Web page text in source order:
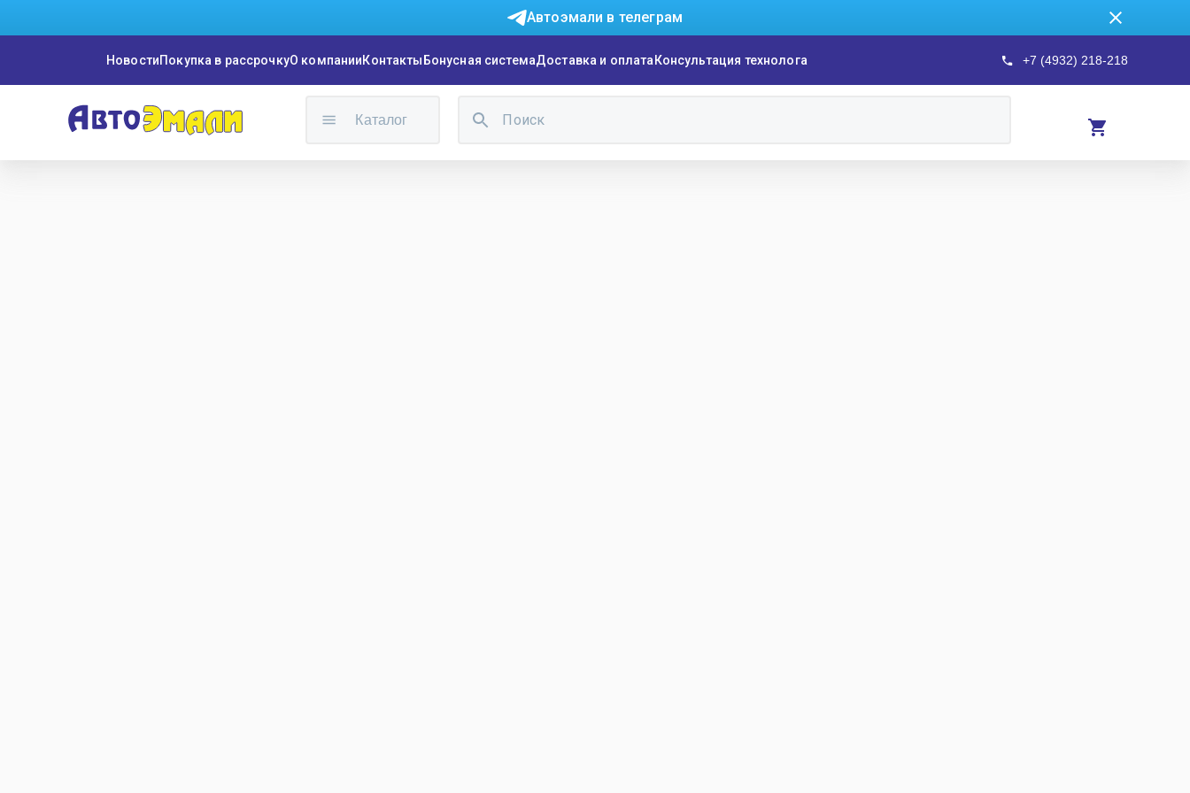
Автоэмали в телеграм
НовостиПокупка в рассрочкуО компанииКонтакты Бонусная системаДоставка и оплата Консультация технолога +7 (4932) 218-218
Каталог